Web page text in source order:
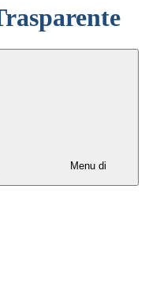
Menu di